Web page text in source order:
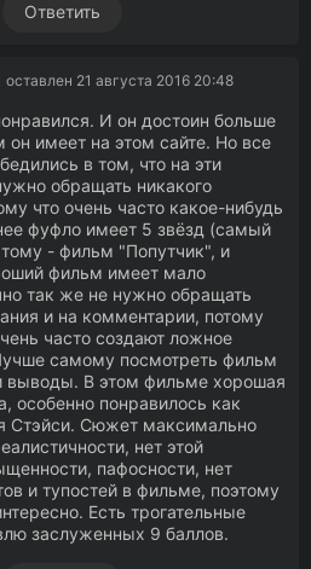
Ответить
оставлен 21 августа 2016 20:48
И он достоин больше
он имеет на этом сайте. Но все
в том, что на эти
обращать никакого
что очень часто какое-нибудь
фуфло имеет 5 звёзд (самый
- фильм "Попутчик", и
фильм имеет мало
так же не нужно обращать
и на комментарии, потому
часто создают ложное
самому посмотреть фильм
выводы. В этом фильме хорошая
особенно понравилось как
Стэйси. Сюжет максимально
нет этой
пафосности, нет
и тупостей в фильме, поэтому
Есть трогательные
заслуженных 9 баллов.